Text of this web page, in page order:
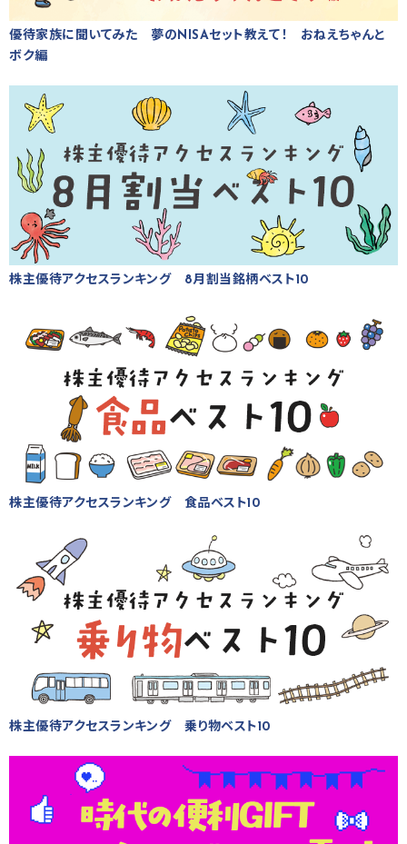
優待家族に聞いてみた 夢のNISAセット教えて！ おねえちゃんと
ボク編
株主優待アクセスランキング 8月割当銘柄ベスト10
株主優待アクセスランキング 食品ベスト10
株主優待アクセスランキング 乗り物ベスト10